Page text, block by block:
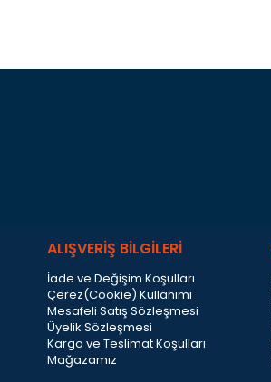
ALIŞVERİŞ BİLGİLERİ
İade ve Değişim Koşulları
Çerez(Cookie) Kullanımı
Mesafeli Satış Sözleşmesi
Üyelik Sözleşmesi
Kargo ve Teslimat Koşulları
Mağazamız